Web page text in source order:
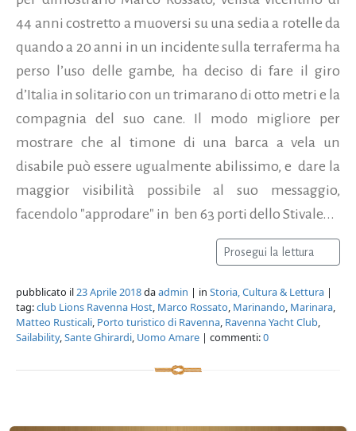
44 anni costretto a muoversi su una sedia a rotelle da
quando a 20 anni in un incidente sulla terraferma ha
perso l’uso delle gambe, ha deciso di fare il giro
d’Italia in solitario con un trimarano di otto metri e la
compagnia del suo cane. Il modo migliore per
mostrare che al timone di una barca a vela un
disabile può essere ugualmente abilissimo, e dare la
maggior visibilità possibile al suo messaggio,
facendolo "approdare" in ben 63 porti dello Stivale...
Prosegui la lettura
pubblicato il23 Aprile 2018daadmin | in Storia, Cultura & Lettura |
tag:club Lions Ravenna Host, Marco Rossato, Marinando, Marinara,
Matteo Rusticali, Porto turistico di Ravenna, Ravenna Yacht Club,
Sailability,Sante Ghirardi, Uomo Amare | commenti:0